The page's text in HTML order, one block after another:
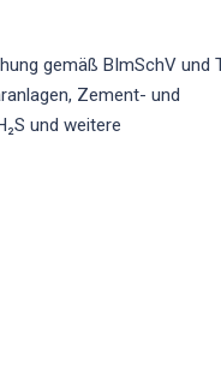
gemäß BImSchV und
Zement- und
und weitere